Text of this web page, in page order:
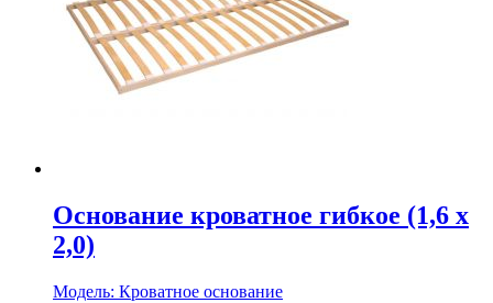
Основание кроватное гибкое (1,6 х
2,0)
Модель: Кроватное основание